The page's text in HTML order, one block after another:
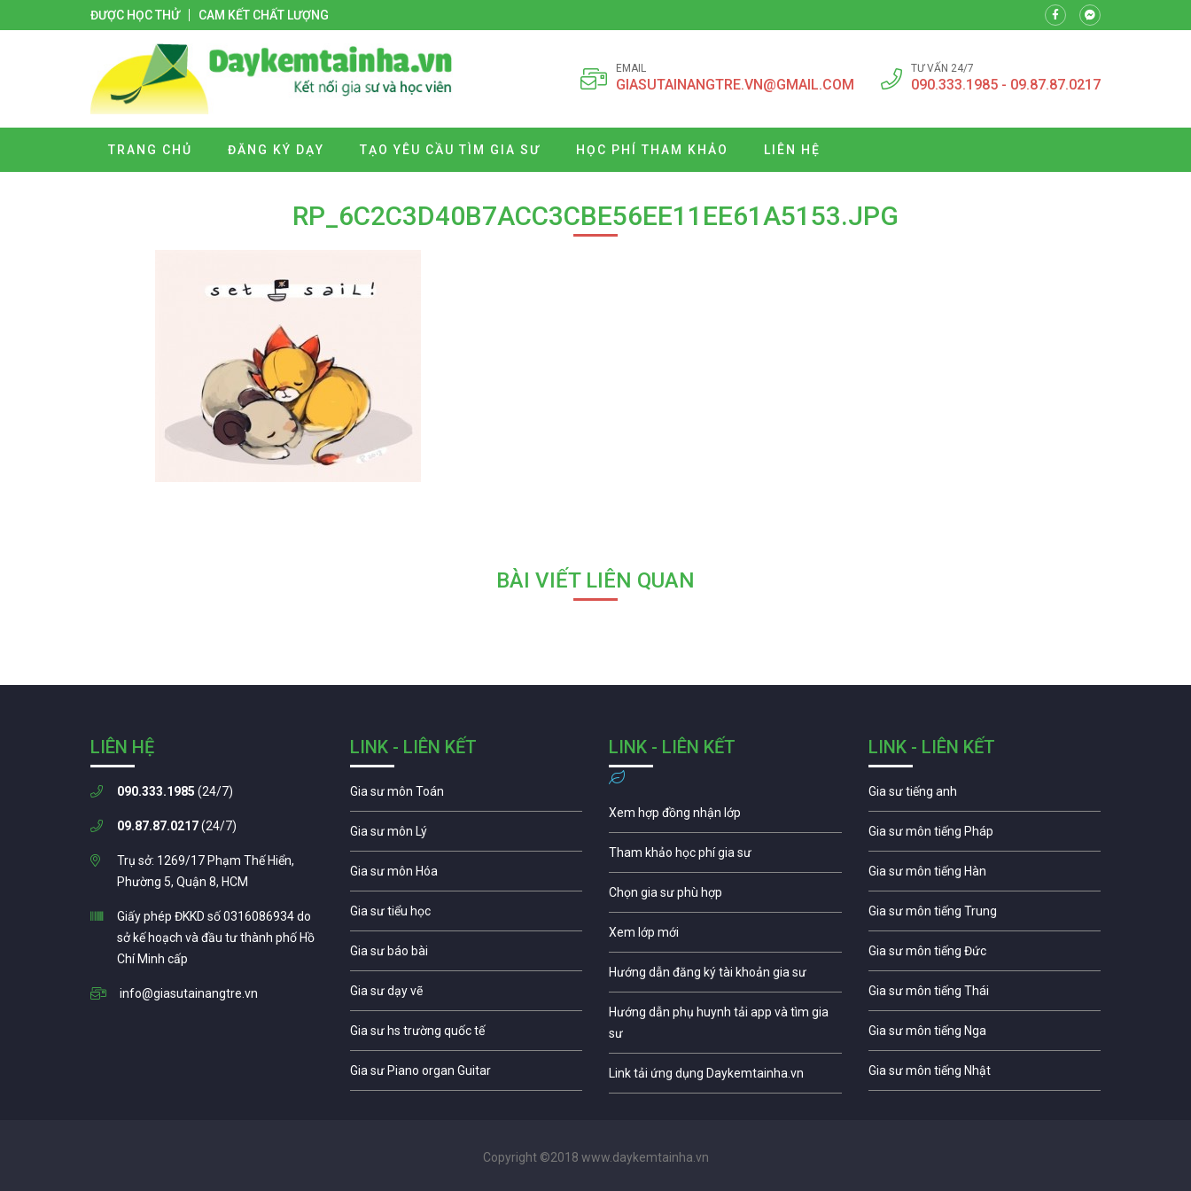
ĐƯỢC HỌC THỬ CAM KẾT CHẤT LƯỢNG
EMAIL
GIASUTAINANGTRE.VN@GMAIL.COM
TƯ VẤN 24/7
090.333.1985 - 09.87.87.0217
TRANG CHỦ ĐĂNG KÝ DẠY TẠO YÊU CẦU TÌM GIA SƯ HỌC PHÍ THAM KHẢO LIÊN HỆ
RP_6C2C3D40B7ACC3CBE56EE11EE61A5153.JPG
BÀI VIẾT LIÊN QUAN
LIÊN HỆ
090.333.1985 (24/7)
09.87.87.0217(24/7)
Trụ sở: 1269/17 Phạm Thế Hiển,
Phường 5, Quận 8, HCM
Giấy phép ĐKKD số 0316086934 do
sở kế hoạch và đầu tư thành phố Hồ
Chí Minh cấp
info@giasutainangtre.vn
LINK - LIÊN KẾT
Gia sư môn Toán
Gia sư môn Lý
Gia sư môn Hóa
Gia sư tiểu học
Gia sư báo bài
Gia sư dạy vẽ
Gia sư hs trường quốc tế
Gia sư Piano organ Guitar
LINK - LIÊN KẾT
Xem hợp đồng nhận lớp
Tham khảo học phí gia sư
Chọn gia sư phù hợp
Xem lớp mới
Hướng dẫn đăng ký tài khoản gia sư
Hướng dẫn phụ huynh tải app và tìm gia
sư
Link tải ứng dụng Daykemtainha.vn
LINK - LIÊN KẾT
Gia sư tiếng anh
Gia sư môn tiếng Pháp
Gia sư môn tiếng Hàn
Gia sư môn tiếng Trung
Gia sư môn tiếng Đức
Gia sư môn tiếng Thái
Gia sư môn tiếng Nga
Gia sư môn tiếng Nhật
Copyright ©2018 www.daykemtainha.vn